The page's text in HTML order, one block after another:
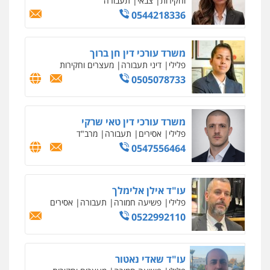
וחקירות
0542255161
גל דהן – משרד עורך דין פלילי
פלילי פשיעה חמורה סמים מעצרים
וחקירות
עו"ד ראוף נג'אר
פלילי עורכי דין לענייני אסירים מעצרים
סמים רכוש
עדי כרמלי – חברת עו"ד
פלילי כלכלי עורכי דין לענייני אסירים
0525060666
גיא זהבי משרד עורכי דין